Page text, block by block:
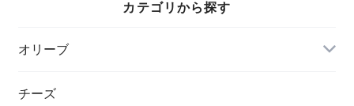
カテゴリから探す
オリーブ
チーズ